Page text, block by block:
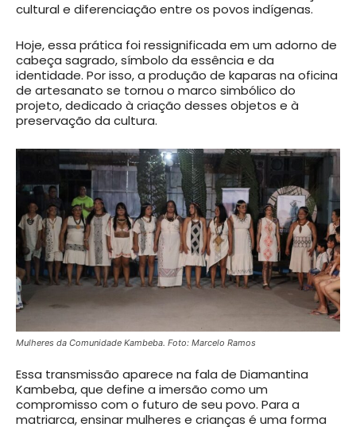
cultural e diferenciação entre os povos indígenas.
Hoje, essa prática foi ressignificada em um adorno de
cabeça sagrado, símbolo da essência e da
identidade. Por isso, a produção de kaparas na oficina
de artesanato se tornou o marco simbólico do
projeto, dedicado à criação desses objetos e à
preservação da cultura.
Mulheres da Comunidade Kambeba. Foto: Marcelo Ramos
Essa transmissão aparece na fala de Diamantina
Kambeba, que define a imersão como um
compromisso com o futuro de seu povo. Para a
matriarca, ensinar mulheres e crianças é uma forma